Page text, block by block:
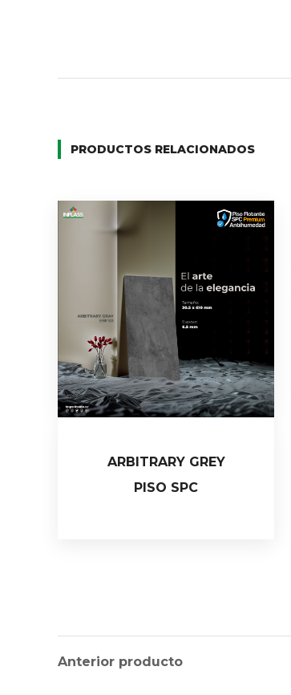
PRODUCTOS RELACIONADOS
ARBITRARY GREY
PISO SPC
Anterior producto